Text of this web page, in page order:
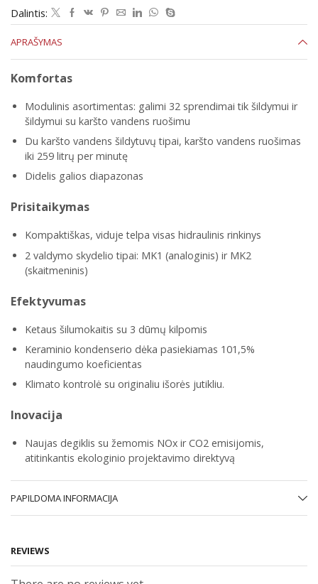
Dalintis:
APRAŠYMAS
Komfortas
Modulinis asortimentas: galimi 32 sprendimai tik šildymui ir
šildymui su karšto vandens ruošimu
Du karšto vandens šildytuvų tipai, karšto vandens ruošimas
iki 259 litrų per minutę
Didelis galios diapazonas
Prisitaikymas
Kompaktiškas, viduje telpa visas hidraulinis rinkinys
2 valdymo skydelio tipai: MK1 (analoginis) ir MK2
(skaitmeninis)
Efektyvumas
Ketaus šilumokaitis su 3 dūmų kilpomis
Keraminio kondenserio dėka pasiekiamas 101,5%
naudingumo koeficientas
Klimato kontrolė su originaliu išorės jutikliu.
Inovacija
Naujas degiklis su žemomis NOx ir CO2 emisijomis,
atitinkantis ekologinio projektavimo direktyvą
PAPILDOMA INFORMACIJA
REVIEWS